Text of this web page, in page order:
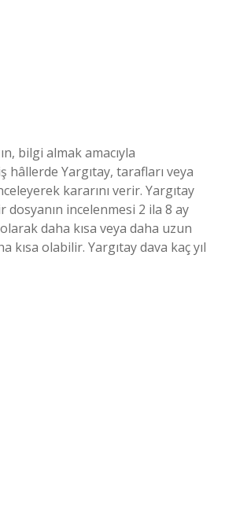
bilgi almak amacıyla
Yargıtay, tarafları veya
kararını verir. Yargıtay
incelenmesi 2 ila 8 ay
daha kısa veya daha uzun
kısa olabilir. Yargıtay dava kaç yıl